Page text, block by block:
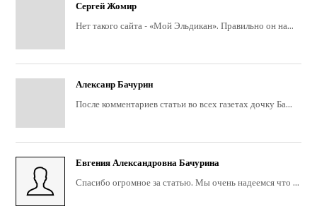
Сергей Жомир
Нет такого сайта - «Мой Эльдикан». Правильно он на...
Алексанр Бачурин
После комментариев статьи во всех газетах дочку Ба...
Евгения Александровна Бачурина
Спасибо огромное за статью. Мы очень надеемся что ...